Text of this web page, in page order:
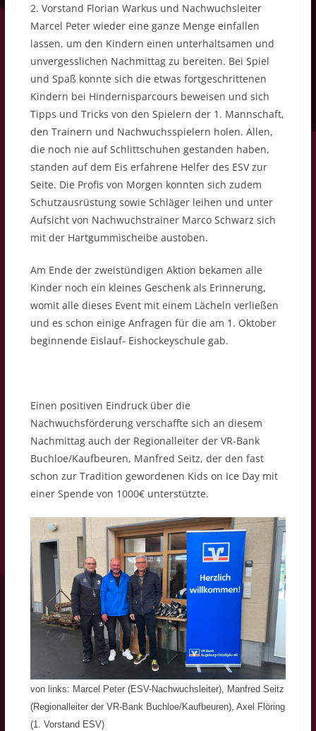
2. Vorstand Florian Warkus und Nachwuchsleiter
Marcel Peter wieder eine ganze Menge einfallen
lassen, um den Kindern einen unterhaltsamen und
unvergesslichen Nachmittag zu bereiten. Bei Spiel
und Spaß konnte sich die etwas fortgeschrittenen
Kindern bei Hindernisparcours beweisen und sich
Tipps und Tricks von den Spielern der 1. Mannschaft,
den Trainern und Nachwuchsspielern holen. Allen,
die noch nie auf Schlittschuhen gestanden haben,
standen auf dem Eis erfahrene Helfer des ESV zur
Seite. Die Profis von Morgen konnten sich zudem
Schutzausrüstung sowie Schläger leihen und unter
Aufsicht von Nachwuchstrainer Marco Schwarz sich
mit der Hartgummischeibe austoben.
Am Ende der zweistündigen Aktion bekamen alle
Kinder noch ein kleines Geschenk als Erinnerung,
womit alle dieses Event mit einem Lächeln verließen
und es schon einige Anfragen für die am 1. Oktober
beginnende Eislauf- Eishockeyschule gab.
Einen positiven Eindruck über die
Nachwuchsförderung verschaffte sich an diesem
Nachmittag auch der Regionalleiter der VR-Bank
Buchloe/Kaufbeuren, Manfred Seitz, der den fast
schon zur Tradition gewordenen Kids on Ice Day mit
einer Spende von 1000€ unterstützte.
von links: Marcel Peter (ESV-Nachwuchsleiter), Manfred Seitz
(Regionalleiter der VR-Bank Buchloe/Kaufbeuren), Axel Flöring
(1. Vorstand ESV)